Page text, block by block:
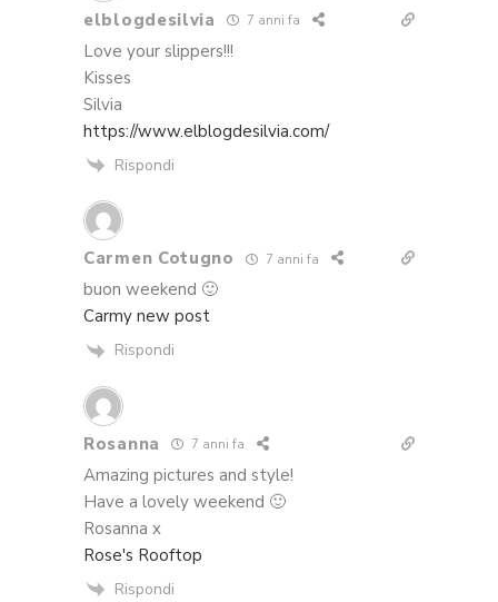
elblogdesilvia 7 anni fa
Love your slippers!!!
Kisses
Silvia
https://www.elblogdesilvia.com/
Rispondi
Carmen Cotugno 7 anni fa
buon weekend 🙂
Carmy new post
Rispondi
Rosanna 7 anni fa
Amazing pictures and style!
Have a lovely weekend 🙂
Rosanna x
Rose's Rooftop
Rispondi